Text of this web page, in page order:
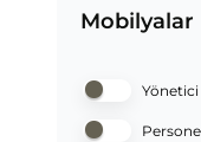
Mobilyalar
Yönetici